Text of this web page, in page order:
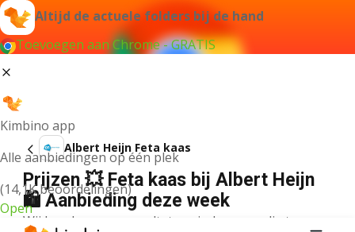
Altijd de actuele folders bij de hand
Toevoegen aan Chrome - GRATIS
Kimbino app
Alle aanbiedingen op één plek
(14,1K beoordelingen)
Open
Albert Heijn Feta kaas
Prijzen 💥 Feta kaas bij Albert Heijn
🛍️ Aanbieding deze week
Wij konden geen resultaten vinden voor die term.